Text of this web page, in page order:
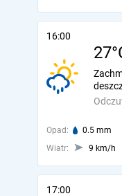
16:00
Opad: 0.5 mm
Wiatr:
9 km/h
17:00